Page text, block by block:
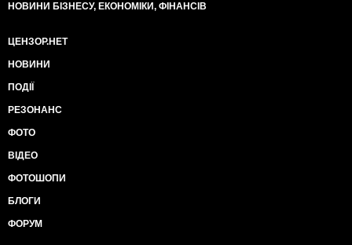
НОВИНИ БІЗНЕСУ, ЕКОНОМІКИ, ФІНАНСІВ
ЦЕНЗОР.НЕТ
НОВИНИ
ПОДІЇ
РЕЗОНАНС
ФОТО
ВІДЕО
ФОТОШОПИ
БЛОГИ
ФОРУМ